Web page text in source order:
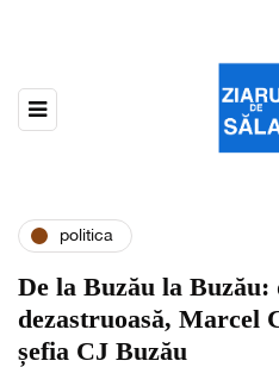
politica
De la Buzău la
dezastruoasă, Marcel
șefia CJ Buzău